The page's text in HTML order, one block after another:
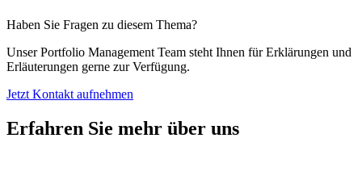
Haben Sie Fragen zu diesem Thema?
Unser Portfolio Manage­ment Team steht Ihnen für Erklä­rungen und
Erläu­te­rungen gerne zur Verfü­gung.
Jetzt Kontakt aufnehmen
Erfahren Sie mehr über uns